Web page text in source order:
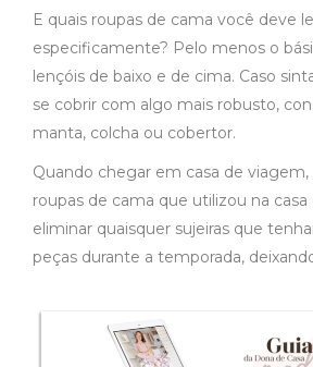
E quais roupas de cama você deve
especificamente? Pelo menos o
lençóis de baixo e de cima. Caso
se cobrir com algo mais robusto,
manta, colcha ou cobertor.
Quando chegar em casa de viagem,
roupas de cama que utilizou na casa
eliminar quaisquer sujeiras que
peças durante a temporada,